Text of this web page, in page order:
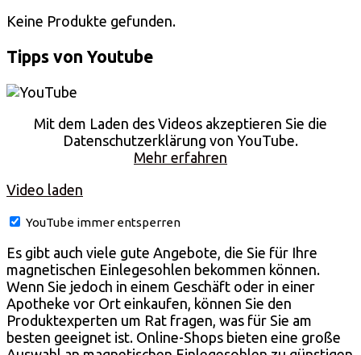
Keine Produkte gefunden.
Tipps von Youtube
Mit dem Laden des Videos akzeptieren Sie die
Datenschutzerklärung von YouTube.
Mehr erfahren
Video laden
YouTube immer entsperren
Es gibt auch viele gute Angebote, die Sie für Ihre
magnetischen Einlegesohlen bekommen können.
Wenn Sie jedoch in einem Geschäft oder in einer
Apotheke vor Ort einkaufen, können Sie den
Produktexperten um Rat fragen, was für Sie am
besten geeignet ist. Online-Shops bieten eine große